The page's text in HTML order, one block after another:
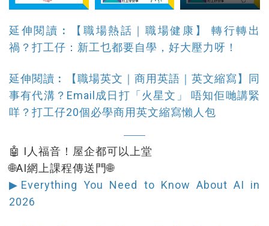
延伸閱讀︰【職場熱話｜職場健康】 轉行轉出
禍？打工仔：新工乜都要自學，好大壓力呀！
延伸閱讀︰【職場英文｜商用英語｜英文縮寫】同
事有代溝？Email成日打「火星文」 唔知佢哋講緊
咩？打工仔20個必學商用英文縮寫懶人包
🤖 I人福音！屋企都可以上堂
🌐AI網上課程傳送門🌐
▶Everything You Need to Know About AI in
2026